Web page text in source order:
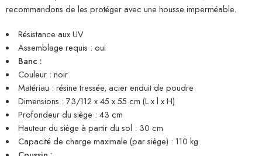
recommandons de les protéger avec une housse imperméable.
Résistance aux UV
Assemblage requis : oui
Banc :
Couleur : noir
Matériau : résine tressée, acier enduit de poudre
Dimensions : 73/112 x 45 x 55 cm (L x l x H)
Profondeur du siège : 43 cm
Hauteur du siège à partir du sol : 30 cm
Capacité de charge maximale (par siège) : 110 kg